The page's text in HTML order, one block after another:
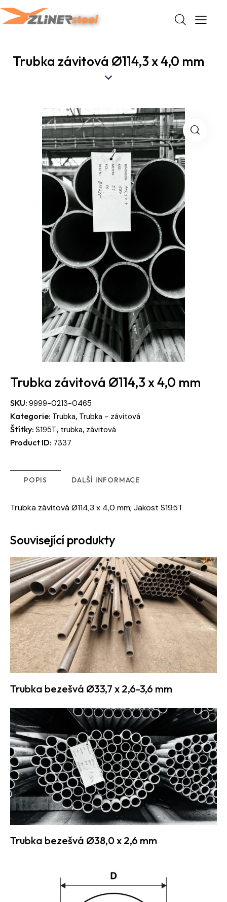
Trubka závitová Ø114,3 x 4,0 mm
Trubka závitová Ø114,3 x 4,0 mm
SKU: 9999-0213-0465
Kategorie: Trubka, Trubka - závitová
Štítky: S195T, trubka, závitová
Product ID: 7337
POPIS DALŠÍ INFORMACE
Trubka závitová Ø114,3 x 4,0 mm; Jakost S195T
Související produkty
Trubka bezešvá Ø33,7 x 2,6-3,6 mm
Trubka bezešvá Ø38,0 x 2,6 mm